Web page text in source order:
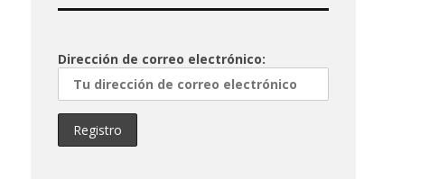
Dirección de correo electrónico: